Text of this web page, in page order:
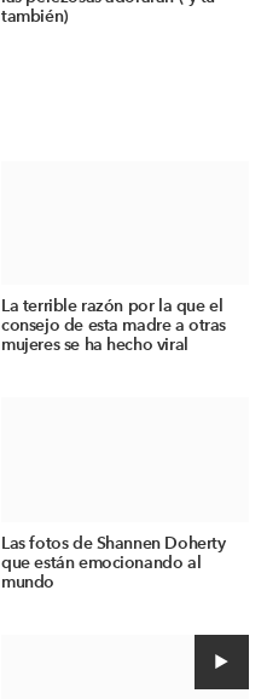
también)
La terrible razón por la que el
consejo de esta madre a otras
mujeres se ha hecho viral
Las fotos de Shannen Doherty
que están emocionando al
mundo